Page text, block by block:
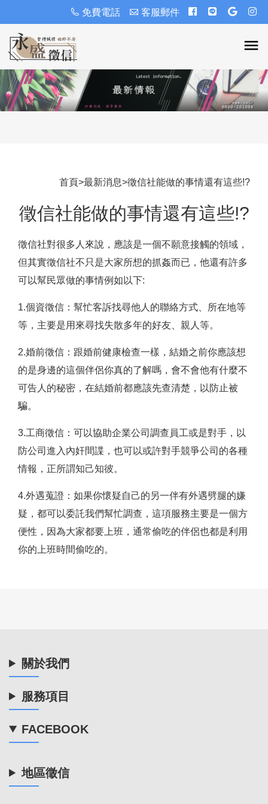
免費電話 客服郵件
首頁>最新消息>徵信社能做的事情還有這些!?
徵信社能做的事情還有這些!?
徵信社對很多人來說，應該是一個不願意接觸的領域，
但其實徵信社不只是大家所想的抓姦而已，他還有許多
可以幫民眾做的事情例如以下:
1.個資徵信：幫忙客訴找尋他人的聯絡方式、所在地等
等，主要是用來尋找失散多年的好友、親人等。
2.婚前徵信：跟婚前健康檢查一樣，結婚之前你應該想
的是身邊的這個伴侶你真的了解嗎，會不會他有什麼不
可告人的秘密，在結婚前都應該先查清楚，以防止被
騙。
3.工商徵信：可以協助企業公司調查員工或是對手，以
防公司進入內奸間諜，也可以或許對手競爭公司的各種
情報，正所謂知己知彼。
4.外遇蒐證：如果你懷疑自己的另一伴有外遇劈腿的嫌
疑，都可以委託我們幫忙調查，這項服務主要是一個方
便性，因為大家都要上班，通常偷吃的伴侶也都是利用
你的上班時間偷吃的。
關於我們
服務項目
FACEBOOK
地區徵信